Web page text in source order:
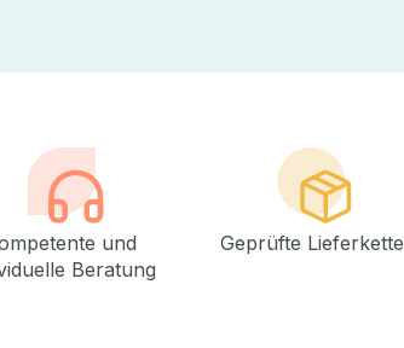
und
Beratung
Geprüfte Lieferkette